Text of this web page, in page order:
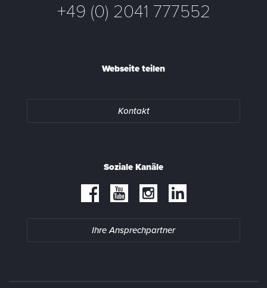
+49 (0) 2041 777552
Webseite teilen
Kontakt
Soziale Kanäle
Ihre Ansprechpartner